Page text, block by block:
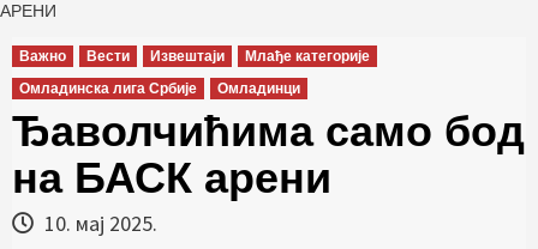
АРЕНИ
Важно Вести Извештаји
Млађе категорије
Омладинска лига Србије
Омладинци
Ђаволчићима само бод
на БАСК арени
10. мај 2025.